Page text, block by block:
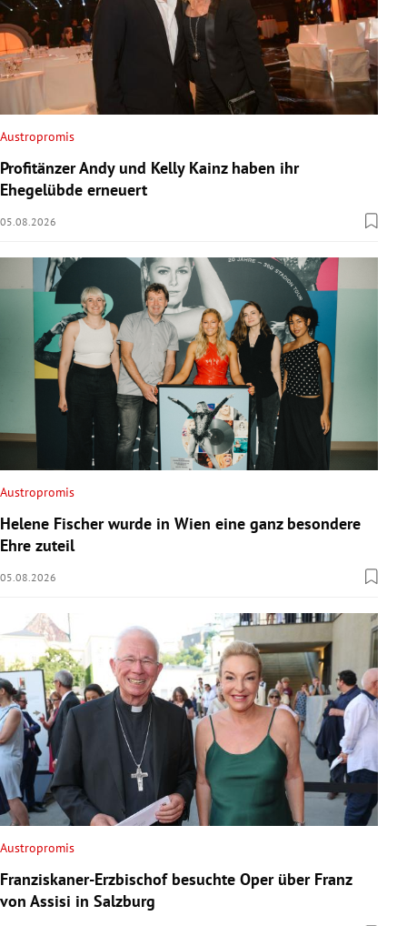
Austropromis
Profitänzer Andy und Kelly Kainz haben ihr
Ehegelübde erneuert
05.08.2026
Austropromis
Helene Fischer wurde in Wien eine ganz besondere
Ehre zuteil
05.08.2026
Austropromis
Franziskaner-Erzbischof besuchte Oper über Franz
von Assisi in Salzburg